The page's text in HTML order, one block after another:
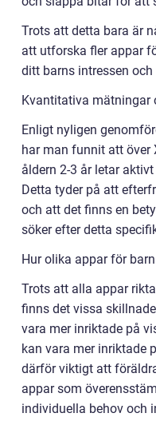
Trots att detta bara är
att utforska fler appar
ditt barns intressen och
Kvantitativa mätningar
Enligt nyligen
har man funnit att över
åldern 2-3 år letar
Detta tyder på att
och att det finns en
söker efter detta
Hur olika appar för
Trots att alla appar
finns det vissa
vara mer inriktade på
kan vara mer inriktade
därför viktigt att
appar som
individuella behov och